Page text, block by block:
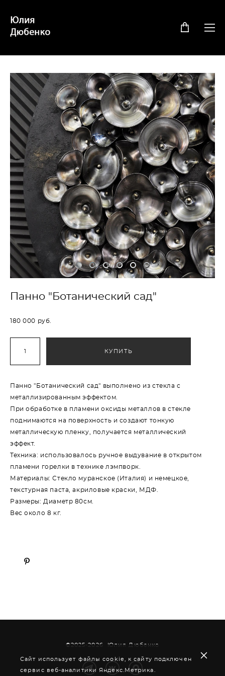
Панно "Ботанический сад"
180 000 pуб.
КУПИТЬ
Панно "Ботанический сад" выполнено из стекла с
металлизированным эффектом.
При обработке в пламени оксиды металлов в стекле
поднимаются на поверхность и создают тонкую
металлическую пленку, получается металлический
эффект.
Техника: использовалось ручное выдувание в открытом
пламени горелки в технике лэмпворк.
Материалы: Стекло муранское (Италия) и немецкое,
текстурная паста, акриловые краски, МДФ.
Размеры: Диаметр 80см.
Вес около 8 кг.
©2025-2026 Юлия Дюбенко
Сайт использует файлы cookie, к сайту подключен
сервис веб-аналитики Яндекс.Метрика.